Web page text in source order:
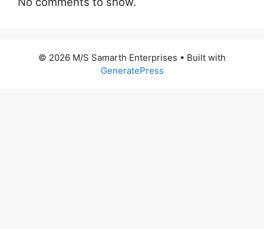
© 2026 M/S Samarth Enterprises • Built with
GeneratePress